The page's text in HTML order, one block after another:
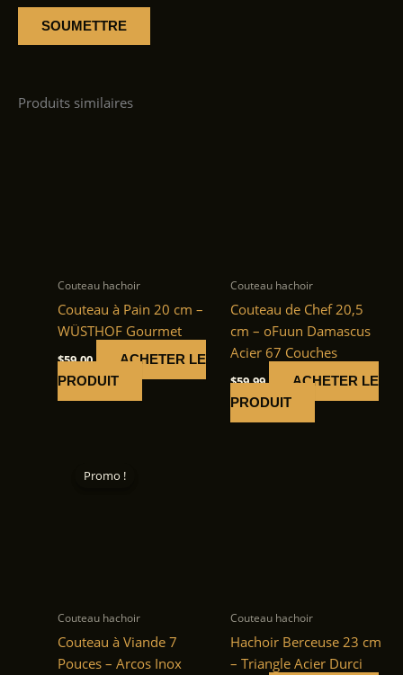
Produits similaires
Couteau hachoir
Couteau à Pain 20 cm –
WÜSTHOF Gourmet
$59.00
ACHETER LE
PRODUIT
Couteau hachoir
Couteau de Chef 20,5
cm – oFuun Damascus
Acier 67 Couches
$59.99
ACHETER LE
PRODUIT
Promo !
Promo !
Couteau hachoir
Couteau à Viande 7
Pouces – Arcos Inox
Couteau hachoir
Hachoir Berceuse 23 cm
– Triangle Acier Durci